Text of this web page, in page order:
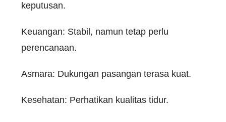
keputusan.
Keuangan: Stabil, namun tetap perlu
perencanaan.
Asmara: Dukungan pasangan terasa kuat.
Kesehatan: Perhatikan kualitas tidur.